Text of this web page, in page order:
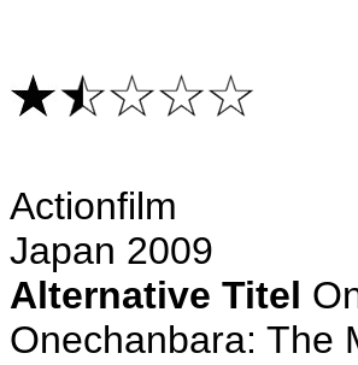
Actionfilm
Japan 2009
Alternative Titel
Onechanbara: The